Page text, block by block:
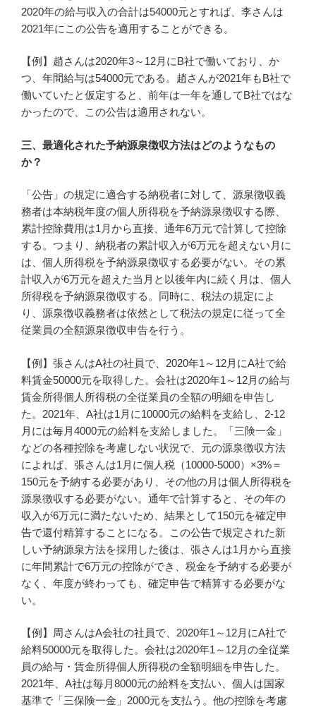
2020年の給与収入の合計は54000元とすれば、李さんは
2021年にこの公告を適用することができる。
【例】趙さんは2020年3～12月にB社で働いており、か
つ、年間給与は54000元である。趙さんが2021年もB社で
働いていたと仮定すると、前年は一年を通してB社ではな
かったので、この公告は適用されない。
三、最適化された予納源泉徴収方法はどのようなもの
か？
「公告」の規定に適合する納税者に対して、源泉徴収義
務者は本納税年度の個人所得税を予納源泉徴収する際、
累計控除費用は1月から直接、通年6万元で計算して控除
する。つまり、納税者の累計収入が6万元を超えない月に
は、個人所得税を予納源泉徴収する必要がない。その累
計収入が6万元を超えた当月と以後年内に続く月は、個人
所得税を予納源泉徴収する。同時に、税法の規定によ
り、源泉徴収義務者は依然として税法の規定に従って全
従業員の全額源泉徴収申告を行う。
【例】張さんはA社の社員で、2020年1～12月にA社で給
料賃金50000元を取得した。会社は2020年1～12月の給与
賃金所得個人所得税の全従業員の全額の明細を申告し
た。2021年、A社は1月に10000元の給料を支給し、2-12
月には毎月4000元の給料を支給しました。「三険一金」
などの各種控除を考慮しない状況で、元の源泉徴収方法
によれば、張さんは1月に個人税（10000-5000）×3%＝
150元を予納する必要があり、その他の月は個人所得税を
源泉徴収する必要がない。通年で計算すると、その年の
収入が6万元に満たないため、結果として150元を確定申
告で還付精算することになる。この公告で規定された新
しい予納源泉方法を採用した後は、張さんは1月から直接
に年間累計で6万元の控除ができ、税金を予納する必要が
なく、年度が終わっても、確定申告で精算する必要がな
い。
【例】周さんはA会社の社員で、2020年1～12月にA社で
給料50000元を取得した。会社は2020年1～12月の全従業
員の給与・賃金所得個人所得税の全額明細を申告した。
2021年、A社は毎月8000元の給料を支払い、個人は国家
基準で「三保険一金」2000元を支払う。他の控除を考慮